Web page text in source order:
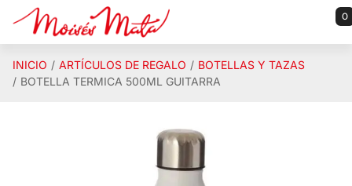
Saltar al contenido principal 0
INICIO ARTÍCULOS DE REGALO
BOTELLAS Y TAZAS
BOTELLA TERMICA 500ML GUITARRA